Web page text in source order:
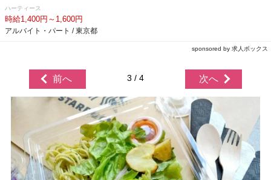
ハーティース
時給1,400円～1,600円
アルバイト・パート / 東京都
sponsored by 求人ボックス
前へ 3 / 4 次へ